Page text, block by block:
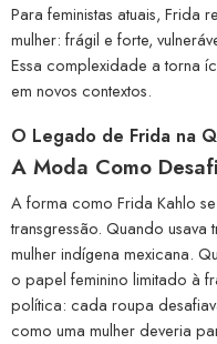
Para feministas atuais, Frida
mulher: frágil e forte,
Essa complexidade a torna
em novos contextos.
O Legado de Frida na
A Moda Como
A forma como Frida Kahlo
transgressão. Quando usava
mulher indígena mexicana.
o papel feminino limitado à
política: cada roupa
como uma mulher deveria